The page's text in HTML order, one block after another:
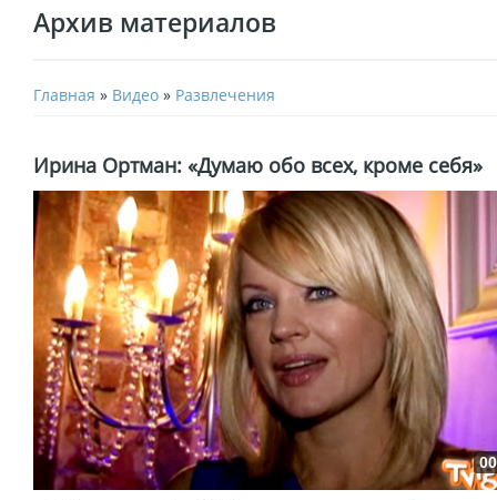
Архив материалов
Главная » Видео » Развлечения
Ирина Ортман: «Думаю обо всех, кроме себя»